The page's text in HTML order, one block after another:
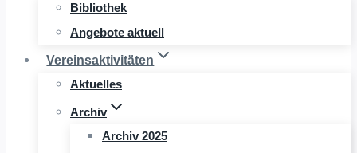
Bibliothek
Angebote aktuell
Vereinsaktivitäten
Aktuelles
Archiv
Archiv 2025